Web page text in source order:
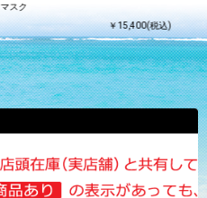
マスク
￥15,400(税込)